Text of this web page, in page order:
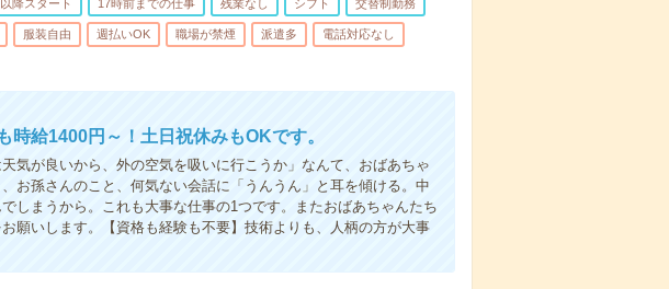
降スタート 17時前までの仕事 残業なし シフト 交替制勤務
服装自由 週払いOK 職場が禁煙 派遣多 電話対応なし
給1400円～！土日祝休みもOKです。
気が良いから、外の空気を吸いに行こうか」なんて、おばあちゃ
お孫さんのこと、何気ない会話に「うんうん」と耳を傾ける。中
しまうから。これも大事な仕事の1つです。またおばあちゃんたち
願いします。【資格も経験も不要】技術よりも、人柄の方が大事